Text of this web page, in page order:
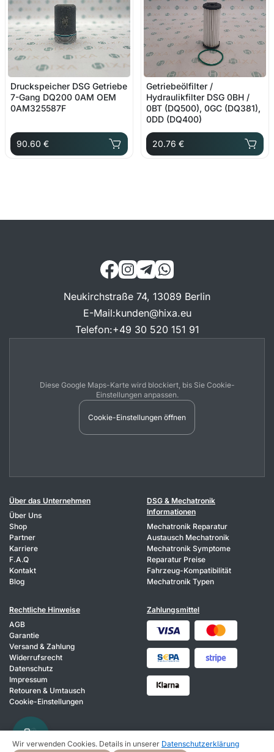
Druckspeicher DSG Getriebe
7-Gang DQ200 0AM OEM
0AM325587F
90.60 €
Getriebeölfilter /
Hydraulikfilter DSG 0BH /
0BT (DQ500), 0GC (DQ381),
0DD (DQ400)
20.76 €
Neukirchstraße 74, 13089 Berlin
E-Mail:kunden@hixa.eu
Telefon:+49 30 520 151 91
Diese Google Maps-Karte wird blockiert, bis Sie Cookie-
Einstellungen anpassen.
Cookie-Einstellungen öffnen
Über das Unternehmen
Über Uns
Shop
Partner
Karriere
F.A.Q
Kontakt
Blog
DSG & Mechatronik
Informationen
Mechatronik Reparatur
Austausch Mechatronik
Mechatronik Symptome
Reparatur Preise
Fahrzeug-Kompatibilität
Mechatronik Typen
Rechtliche Hinweise
AGB
Garantie
Versand & Zahlung
Widerrufsrecht
Datenschutz
Impressum
Retouren & Umtausch
Cookie-Einstellungen
Zahlungsmittel
© 2026 HIXA. Alle Rechte vorbehalten
Wir verwenden Cookies. Details in unserer Datenschutzerklärung